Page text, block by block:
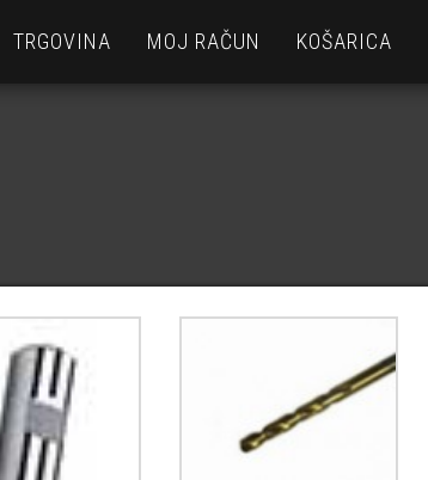
TRGOVINA MOJ RAČUN KOŠARICA